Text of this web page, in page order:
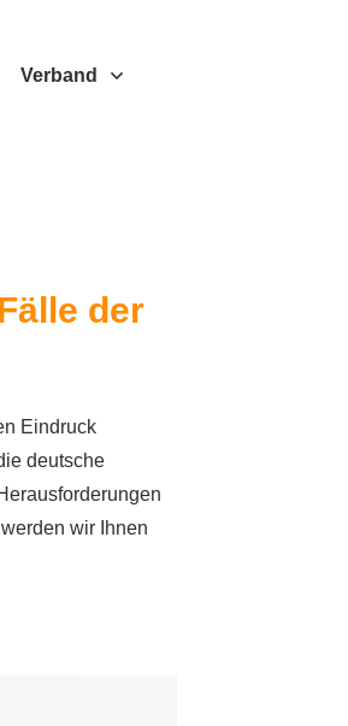
Verband
der
Eindruck
deutsche
wir Ihnen